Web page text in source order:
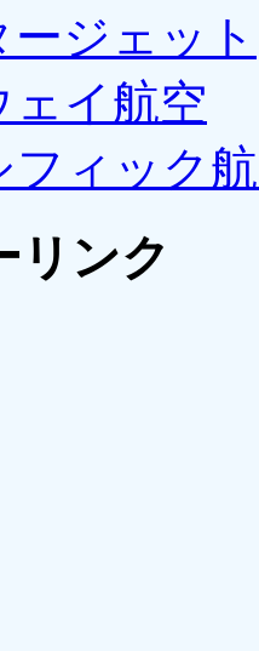
ジェット
ェイ航空
フィック
リンク